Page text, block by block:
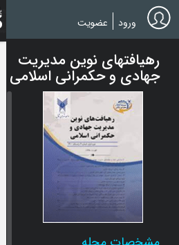
Skip
to
main
ورود عضویت
رهیافتهای نوین مدیریت
جهادی و حکمرانی اسلامی